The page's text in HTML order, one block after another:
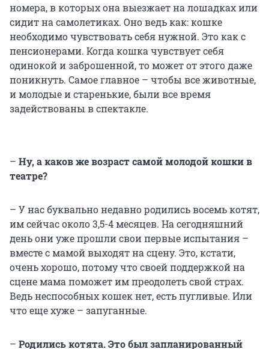
номера, в которых она выезжает на лошадках или
сидит на самолетиках. Оно ведь как: кошке
необходимо чувствовать себя нужной. Это как с
пенсионерами. Когда кошка чувствует себя
одинокой и заброшенной, то может от этого даже
поникнуть. Самое главное – чтобы все животные,
и молодые и старенькие, были все время
задействованы в спектакле.
– Ну, а каков же возраст самой молодой кошки в
театре?
– У нас буквально недавно родились восемь котят,
им сейчас около 3,5-4 месяцев. На сегодняшний
день они уже прошли свои первые испытания –
вместе с мамой выходят на сцену. Это, кстати,
очень хорошо, потому что своей поддержкой на
сцене мама поможет им преодолеть свой страх.
Ведь неспособных кошек нет, есть пугливые. Или
что еще хуже – запуганные.
– Родились котята. Это был запланированный